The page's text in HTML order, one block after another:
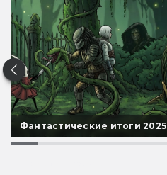
Фантастические итоги 2025